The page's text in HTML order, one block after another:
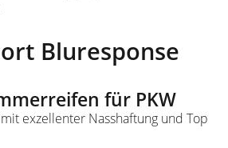
Bluresponse
für PKW
exzellenter Nasshaftung und Top